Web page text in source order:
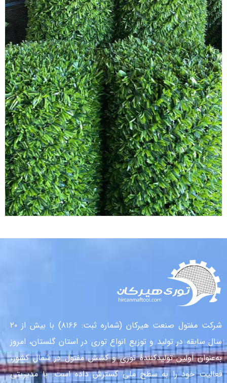
شرکت مفتول صنعت هیرکان (شماره ثبت: ۸۱۶۶) با بیش از ۲۰
سال سابقه در تولید و توزیع انواع توری در استان گلستان، امروز
به‌عنوان اولین تولیدکنندهٔ توری و کشش مفتول در شمال کشور،
فعالیت خود را به سطح ملی گسترش داده است. با مدیریتی